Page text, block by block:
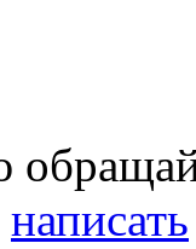
написать